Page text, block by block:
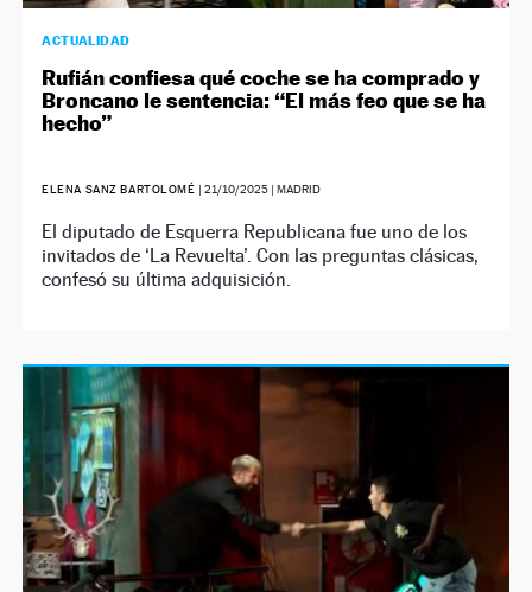
ACTUALIDAD
Rufián confiesa qué coche se ha comprado y
Broncano le sentencia: “El más feo que se ha
hecho”
ELENA SANZ BARTOLOMÉ | 21/10/2025| MADRID
El diputado de Esquerra Republicana fue uno de los
invitados de ‘La Revuelta’. Con las preguntas clásicas,
confesó su última adquisición.